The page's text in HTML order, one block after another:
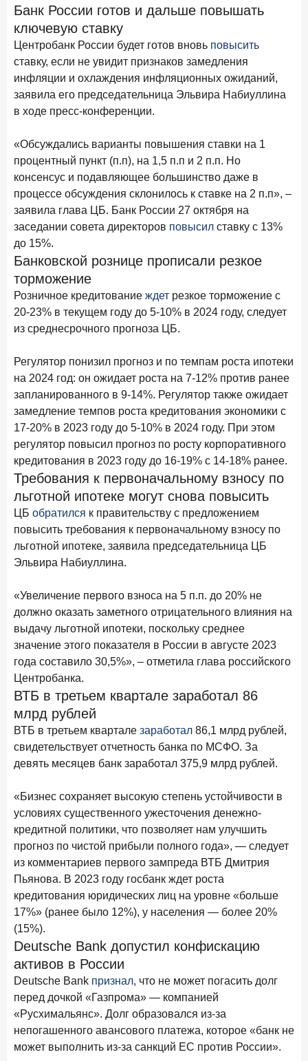
Клиенты чаще всего узнают о сберегательных
продуктах из рекламы в интернете и на ТВ
9 июля 2026 года
С ростом благосостояния клиентов-сберегателей
увеличивается и склонность к диверсификации
7 июля 2026 года
По итогам июня 2026 года объем выдач кредитов
3 июля 2026 года
«Скорость измеряется секундами». Новые стандарты
банковского контакт-центра
25 июня 2026 года ИССЛЕДОВАНИЕ
Ипотека в России: итоги мая 2026 года в цифрах
22 июня 2026 года
«Честность — индустриальный стандарт»: как банки
завоевывают лояльность private-клиентов
Рассылка Frank RG
на банковском рынке
ПОДПИСАТЬСЯ
Я согласен с условиямиобработки данных
8 июня 2026 года ИССЛЕДОВАНИЕ
По итогам мая 2026 года объем выдач кредитов
составил 993,8 млрд руб.
4 июня 2026 года ИССЛЕДОВАНИЕ
Синергия интеллектов: будущее контакт-центров в
1 июня 2026 года
В борьбе за сбережения россиян банки учатся
понимать контекст
28 мая 2026 года ИССЛЕДОВАНИЕ
Доверие становится главным фактором на рынке
Private banking
25 мая 2026 года
Ипотека в России: итоги апреля 2026 года в цифрах
13 мая 2026 года ИССЛЕДОВАНИЕ
сравниться с российским»
6 мая 2026 года
По итогам апреля 2026 года объем выдач кредитов
составил 968 млрд руб.
29 апреля 2026 года
Конкуренция на рынке инвестиционно-страховых
продуктов усиливается
28 апреля 2026 года
Привязанность побеждает ставку? Как выбирают банк
27 апреля 2026 года
Банки скорректировали доходность вкладов после
снижения ключевой ставки до 14,5%
Банк России готов и дальше повышать
ключевую ставку
Центробанк России будет готов вновь повысить
ставку, если не увидит признаков замедления
инфляции и охлаждения инфляционных ожиданий,
заявила его председательница Эльвира Набиуллина
в ходе пресс-конференции.
«Обсуждались варианты повышения ставки на 1
процентный пункт (п.п), на 1,5 п.п и 2 п.п. Но
консенсус и подавляющее большинство даже в
процессе обсуждения склонилось к ставке на 2 п.п», –
заявила глава ЦБ. Банк России 27 октября на
заседании совета директоров повысил ставку с 13%
до 15%.
Банковской рознице прописали резкое
торможение
Розничное кредитование ждет резкое торможение с
20-23% в текущем году до 5-10% в 2024 году, следует
из среднесрочного прогноза ЦБ.
Регулятор понизил прогноз и по темпам роста ипотеки
на 2024 год: он ожидает роста на 7-12% против ранее
запланированного в 9-14%. Регулятор также ожидает
замедление темпов роста кредитования экономики с
17-20% в 2023 году до 5-10% в 2024 году. При этом
регулятор повысил прогноз по росту корпоративного
кредитования в 2023 году до 16-19% с 14-18% ранее.
Требования к первоначальному взносу по
льготной ипотеке могут снова повысить
ЦБ обратился к правительству с предложением
повысить требования к первоначальному взносу по
льготной ипотеке, заявила председательница ЦБ
Эльвира Набиуллина.
«Увеличение первого взноса на 5 п.п. до 20% не
должно оказать заметного отрицательного влияния на
выдачу льготной ипотеки, поскольку среднее
значение этого показателя в России в августе 2023
года составило 30,5%», – отметила глава российского
Центробанка.
ВТБ в третьем квартале заработал 86
млрд рублей
ВТБ в третьем квартале заработал 86,1 млрд рублей,
свидетельствует отчетность банка по МСФО. За
девять месяцев банк заработал 375,9 млрд рублей.
«Бизнес сохраняет высокую степень устойчивости в
условиях существенного ужесточения денежно-
кредитной политики, что позволяет нам улучшить
прогноз по чистой прибыли полного года», — следует
из комментариев первого зампреда ВТБ Дмитрия
Пьянова. В 2023 году госбанк ждет роста
кредитования юридических лиц на уровне «больше
17%» (ранее было 12%), у населения — более 20%
(15%).
Deutsche Bank допустил конфискацию
активов в России
Deutsche Bank признал, что не может погасить долг
перед дочкой «Газпрома» — компанией
«Русхимальянс». Долг образовался из-за
непогашенного авансового платежа, которое «банк не
может выполнить из-за санкций ЕС против России».